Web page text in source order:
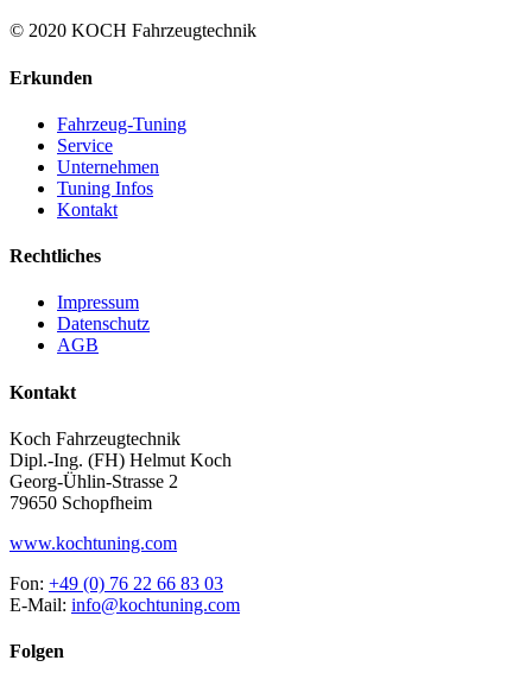
© 2020 KOCH Fahrzeugtechnik
Erkunden
Fahrzeug-Tuning
Service
Unternehmen
Tuning Infos
Kontakt
Rechtliches
Impressum
Datenschutz
AGB
Kontakt
Koch Fahrzeugtechnik
Dipl.-Ing. (FH) Helmut Koch
Georg-Ühlin-Strasse 2
79650 Schopfheim
www.kochtuning.com
Fon: +49 (0) 76 22 66 83 03
E-Mail: info@kochtuning.com
Folgen